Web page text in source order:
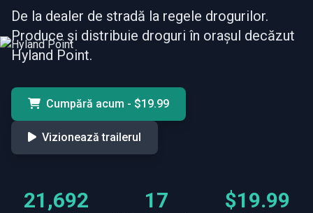
De la dealer de stradă la regele drogurilor.
Produce și distribuie droguri în orașul decăzut
Hyland Point.
Cumpără acum - $19.99
Vizionează trailerul
24,070 19 $19.99